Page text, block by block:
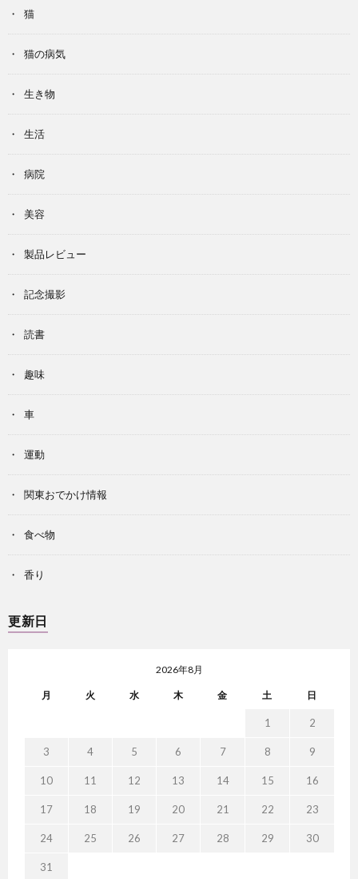
猫
猫の病気
生き物
生活
病院
美容
製品レビュー
記念撮影
読書
趣味
車
運動
関東おでかけ情報
食べ物
香り
更新日
2026年8月
月 火 水 木 金 土 日
1 2
3 4 5 6 7 8 9
10 11 12 13 14 15 16
17 18 19 20 21 22 23
24 25 26 27 28 29 30
31